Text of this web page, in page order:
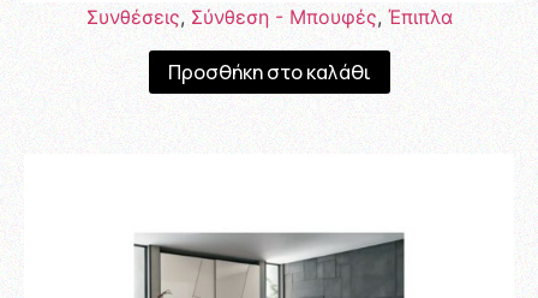
Συνθέσεις,Σύνθεση - Μπουφές,Έπιπλα
Προσθήκη στο καλάθι